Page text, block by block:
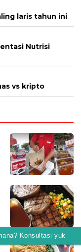
laris tahun ini
Nutrisi
vs kripto
Konsultasi yuk